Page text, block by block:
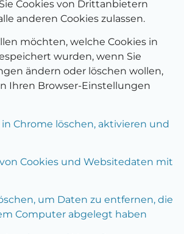
Cookies von Drittanbietern
anderen Cookies zulassen.
möchten, welche Cookies in
wurden, wenn Sie
ändern oder löschen wollen,
Ihren Browser-Einstellungen
in Chrome löschen, aktivieren und
Cookies und Websitedaten mit
um Daten zu entfernen, die
Computer abgelegt haben